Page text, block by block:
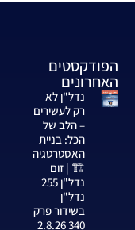
הפודקסטים
האחרונים
נדל"ן לא
רק לעשירים
– הלב של
הכל: בניית
האסטרטגיה
🏗️ | זום
נדל"ן 255
נדל"ן
בשידור פרק
340 2.8.26